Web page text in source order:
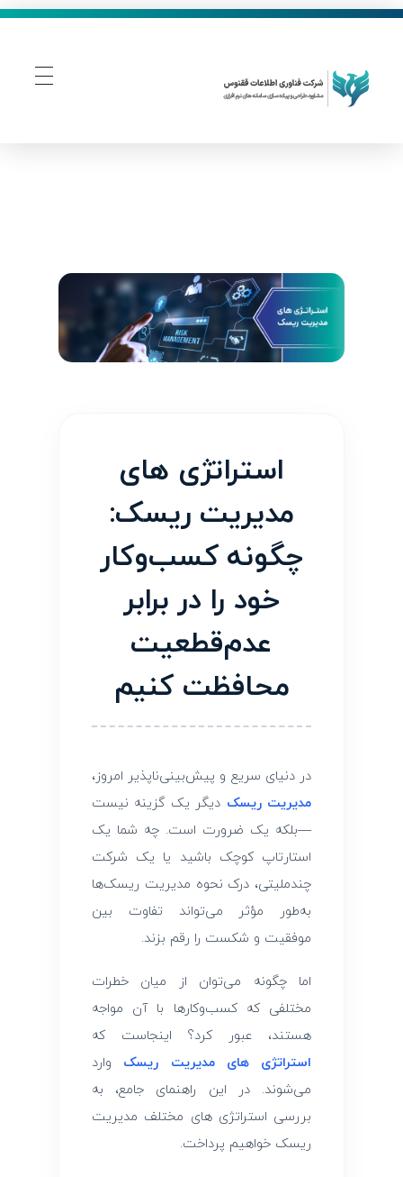
استراتژی‌ های
مدیریت ریسک:
چگونه کسب‌وکار
خود را در برابر
عدم‌قطعیت
محافظت کنیم
در دنیای سریع و پیش‌بینی‌ناپذیر امروز،
مدیریت ریسک دیگر یک گزینه نیست
—بلکه یک ضرورت است. چه شما یک
استارتاپ کوچک باشید یا یک شرکت
چندملیتی، درک نحوه مدیریت ریسک‌ها
به‌طور مؤثر می‌تواند تفاوت بین
موفقیت و شکست را رقم بزند.
اما چگونه می‌توان از میان خطرات
مختلفی که کسب‌وکارها با آن مواجه
هستند، عبور کرد؟ اینجاست که
استراتژی‌ های مدیریت ریسک وارد
می‌شوند. در این راهنمای جامع، به
بررسی استراتژی‌ های مختلف مدیریت
ریسک خواهیم پرداخت.